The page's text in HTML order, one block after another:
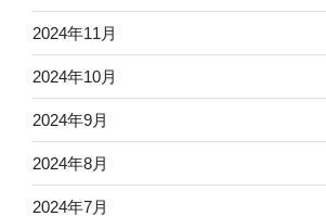
2024年11月
2024年10月
2024年9月
2024年8月
2024年7月